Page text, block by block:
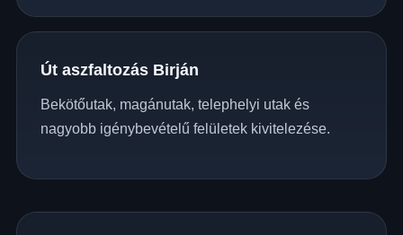
Út aszfaltozás Birján
Bekötőutak, magánutak, telephelyi utak és
nagyobb igénybevételű felületek kivitelezése.